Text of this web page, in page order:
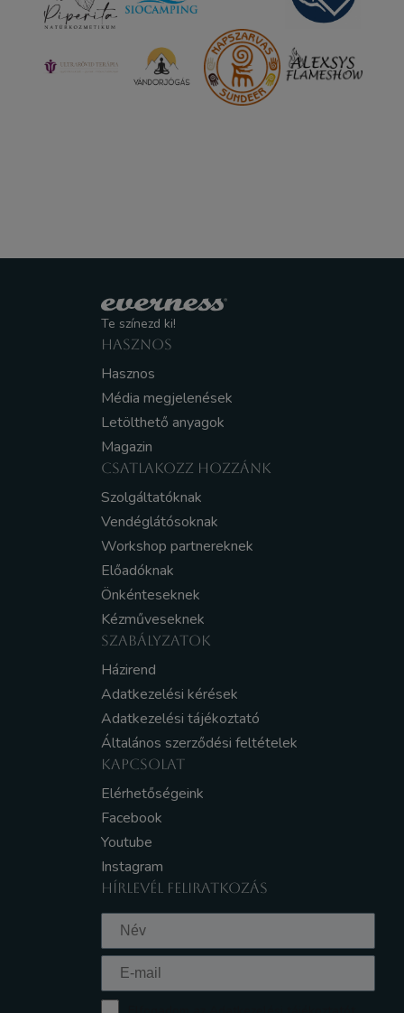
Te színezd ki!
HASZNOS
Hasznos
Média megjelenések
Letölthető anyagok
Magazin
CSATLAKOZZ HOZZÁNK
Szolgáltatóknak
Vendéglátósoknak
Workshop partnereknek
Előadóknak
Önkénteseknek
Kézműveseknek
SZABÁLYZATOK
Házirend
Adatkezelési kérések
Adatkezelési tájékoztató
Általános szerződési feltételek
KAPCSOLAT
Elérhetőségeink
Facebook
Youtube
Instagram
HÍRLEVÉL FELIRATKOZÁS